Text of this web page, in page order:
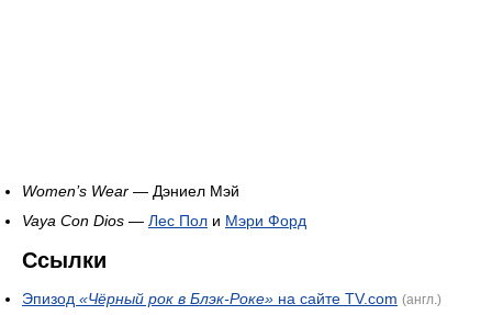
Women’s Wear — Дэниел Мэй
Vaya Con Dios — Лес Пол и Мэри Форд
Ссылки
Эпизод «Чёрный рок в Блэк-Роке» на сайте TV.com (англ.)